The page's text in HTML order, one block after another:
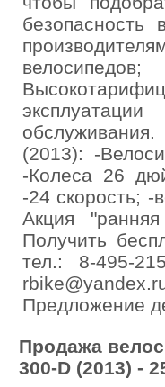
(2013): -
-Колеса 26
-24 скорость; -
Акция
Получить
тел.: 8-495-
Предложение
Продажа
300-D (2013) -